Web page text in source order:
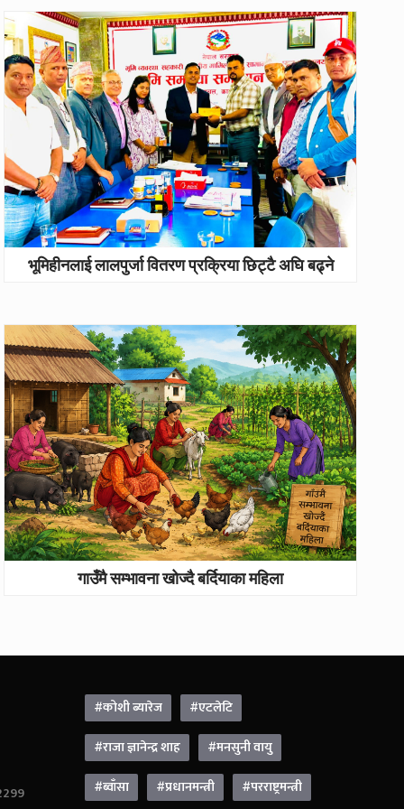
भूमिहीनलाई लालपुर्जा वितरण प्रक्रिया छिट्टै अघि बढ्ने
गाउँमै सम्भावना खोज्दै बर्दियाका महिला
#कोशी ब्यारेज
#एटलेटि
#राजा ज्ञानेन्द्र शाह
#मनसुनी वायु
#ब्वाँसा
#प्रधानमन्त्री #परराष्ट्रमन्त्री